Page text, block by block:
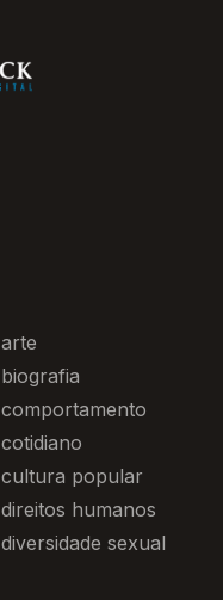
arte
biografia
comportamento
cotidiano
cultura popular
direitos humanos
diversidade sexual